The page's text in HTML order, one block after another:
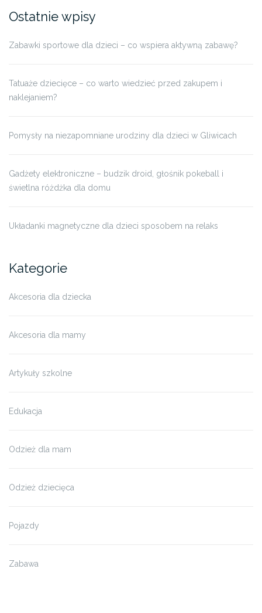
Ostatnie wpisy
Zabawki sportowe dla dzieci – co wspiera aktywną zabawę?
Tatuaże dziecięce – co warto wiedzieć przed zakupem i
naklejaniem?
Pomysły na niezapomniane urodziny dla dzieci w Gliwicach
Gadżety elektroniczne – budzik droid, głośnik pokeball i
świetlna różdżka dla domu
Układanki magnetyczne dla dzieci sposobem na relaks
Kategorie
Akcesoria dla dziecka
Akcesoria dla mamy
Artykuły szkolne
Edukacja
Odzież dla mam
Odzież dziecięca
Pojazdy
Zabawa